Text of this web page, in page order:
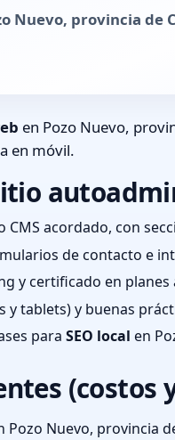
Nuevo, provincia de
en Pozo Nuevo,
en móvil.
CMS acordado, con
de contacto e
y certificado en
y tablets) y buenas
para SEO local en
(costos
Pozo Nuevo, provincia